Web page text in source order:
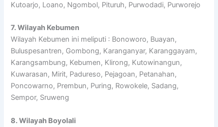
Kutoarjo, Loano, Ngombol, Pituruh, Purwodadi, Purworejo
7. Wilayah Kebumen
Wilayah Kebumen ini meliputi : Bonoworo, Buayan,
Buluspesantren, Gombong, Karanganyar, Karanggayam,
Karangsambung, Kebumen, Klirong, Kutowinangun,
Kuwarasan, Mirit, Padureso, Pejagoan, Petanahan,
Poncowarno, Prembun, Puring, Rowokele, Sadang,
Sempor, Sruweng
8. Wilayah Boyolali